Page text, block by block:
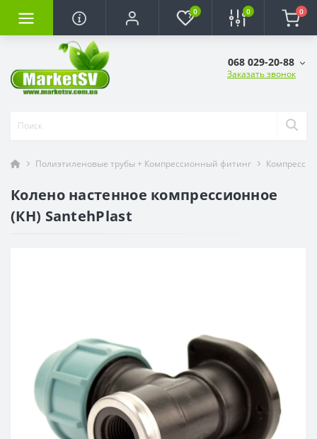
0 0 0
068 029-20-88
Заказать звонок
Полиэтиленовые трубы + Компрессионный фитинг
Колено настенное компрессионное
(КН) SantehPlast